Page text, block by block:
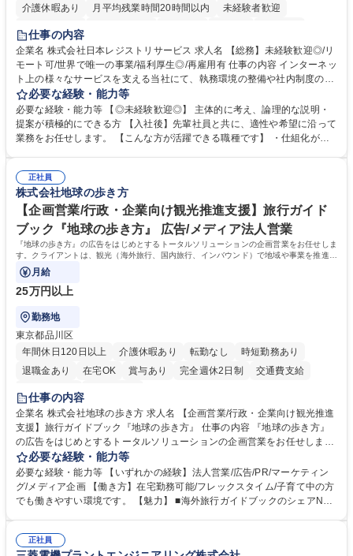
介護休暇あり
月平均残業時間20時間以内
未経験者歓迎
住宅手当あり
完全週休2日制
交通費支給 駅近5分以内 土日祝休み 服装自由
仕事の内容
企業名 株式会社日本レジストリサービス 求人名 【総務】未経験歓迎◎/リ
モート可/世界で唯一の事業/福利厚生◎/再雇用有 仕事の内容 インターネッ
ト上の様々なサービスを支える当社にて、執務環境の整備や社内制度の検
討、イベント運営などの幅広い業務を担当し、間接的に会社の生産性向上
や成長に貢献している部署です。 会社の全メンバーが安心して長く成果を
発揮できる環境を整えるために、毎日のメンテナンスや維持管理に加え、
新たな施策検討を積極的に行っていただき、会社全体を巻き込み課題解決
幅広い業務の体得が可能で、多様なキャリアパスを描くことも可能です。
募集職種 【総務】未経験歓迎◎/リモート可/世界で唯一の事業/福利厚生◎/
再雇用有
必要な経験・能力等
必要な経験・能力等 【◎未経験歓迎◎】 主体的に考え、論理的な説明・
提案が積極的にできる方 【入社後】先輩社員と共に、適性や希望に沿って
業務をお任せします。 【こんな方が活躍できる職種です】 ・仕組化が好
対処できる・新しいことに興味関心がある 【魅力】■自己啓発支援：資格
取得や通信教育など費用の80%（年間25万円まで）を補助 ■住宅手当：家
賃の50%（月額7万円まで）を補助 学歴・資格 学歴：大学院 大学 語学
力： 資格：
正社員
株式会社地球の歩き方
【企画営業/行政・企業向け観光推進支援】旅行ガイド
ブック『地球の歩き方』 広告/メディア法人営業
『地球の歩き方』の広告をはじめとするトータルソリューションの企画営業をお任せしま
す。クライアントは、観光（海外旅行、国内旅行、インバウンド）で地域や事業を推進し
たい国内外の行政や企業です。
月給
25万円以上
勤務地
東京都品川区
年間休日120日以上
介護休暇あり 転勤なし
時短勤務あり
退職金あり
在宅OK 賞与あり 完全週休2日制
交通費支給
駅近5分以内
仕事の内容
企業名 株式会社地球の歩き方 求人名 【企画営業/行政・企業向け観光推進
支援】旅行ガイドブック『地球の歩き方』 仕事の内容 『地球の歩き方』
の広告をはじめとするトータルソリューションの企画営業をお任せしま
す。クライアントは、観光（海外旅行、国内旅行、インバウンド）で地域
や事業を推進したい国内外の行政や企業です。 【業務詳細】■『地球の歩
き方』は海外旅行ガイドブックのNo.1ブランドであり、国内旅行において
も牽引しております。観光推進支援においても、業界を牽引する意欲的な
に、インバウンドのトップブランドに成長しております■旅が業務であ
必要な経験・能力等
必要な経験・能力等 【いずれかの経験】法人営業/広告/PR/マーケティン
グ/メディア企画 【働き方】在宅勤務可能/フレックスタイム/子育て中の方
でも働きやすい環境です。 【魅力】 ■海外旅行ガイドブックのシェアNo.1
であり、「地球の歩き方」としてどう取り組むか、共に形を作るコアメン
正社員